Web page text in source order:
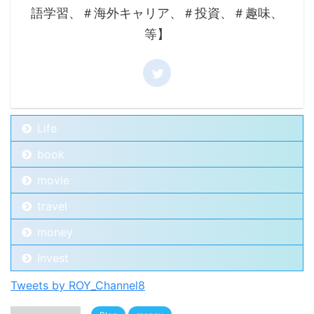
語学習、＃海外キャリア、＃投資、＃趣味、
等】
Life
book
movie
travel
money
Invest
Tweets by ROY_Channel8